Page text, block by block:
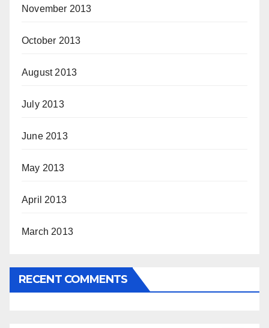
November 2013
October 2013
August 2013
July 2013
June 2013
May 2013
April 2013
March 2013
RECENT COMMENTS